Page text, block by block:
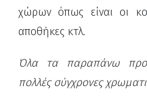
χώρων όπως είναι οι
αποθήκες κτλ.
Όλα τα παραπάνω
πολλές σύγχρονες